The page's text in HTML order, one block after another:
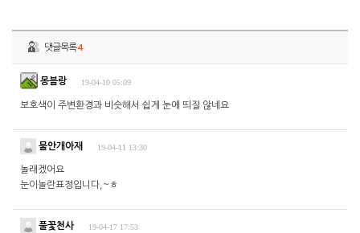
댓글목록4
몽블랑 19-04-10 05:09
보호색이 주변환경과 비슷해서 쉽게 눈에 띄질 않네요
물안개아재 19-04-11 13:30
놀래겠어요
눈이놀란표정입니다,~ㅎ
풀꽃천사 19-04-17 17:53